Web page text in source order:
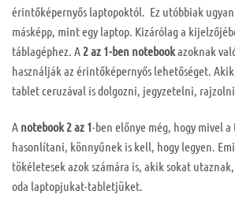
érintőképernyős laptopoktól. Ez utóbbiak
másképp, mint egy laptop. Kizárólag a
táblagéphez. A2 az 1-ben notebookazoknak
használják az érintőképernyős lehetőséget.
tablet ceruzával is dolgozni, jegyzetelni, rajzolni.
A notebook2 az 1-ben előnye még, hogy mivel
hasonlítani, könnyűnek is kell, hogy legyen.
tökéletesek azok számára is, akik sokat
oda laptopjukat-tabletjüket.